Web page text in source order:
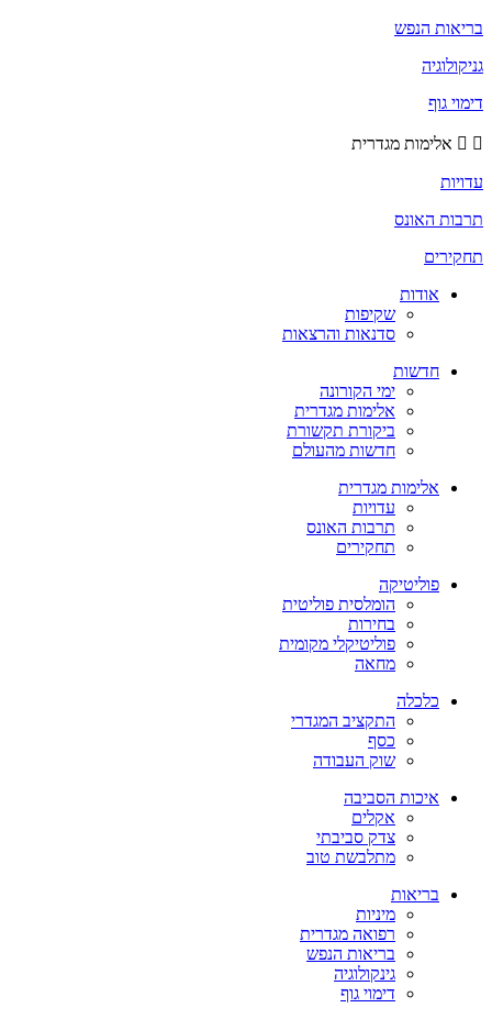
בריאות הנפש
גניקולוגיה
דימוי גוף
אלימות מגדרית
עדויות
תרבות האונס
תחקירים
אודות
שקיפות
סדנאות והרצאות
חדשות
ימי הקורונה
אלימות מגדרית
ביקורת תקשורת
חדשות מהעולם
אלימות מגדרית
עדויות
תרבות האונס
תחקירים
פוליטיקה
הומלסית פוליטית
בחירות
פוליטיקלי מקומית
מחאה
כלכלה
התקציב המגדרי
כסף
שוק העבודה
איכות הסביבה
אקלים
צדק סביבתי
מתלבשת טוב
בריאות
מיניות
רפואה מגדרית
בריאות הנפש
גינקולוגיה
דימוי גוף